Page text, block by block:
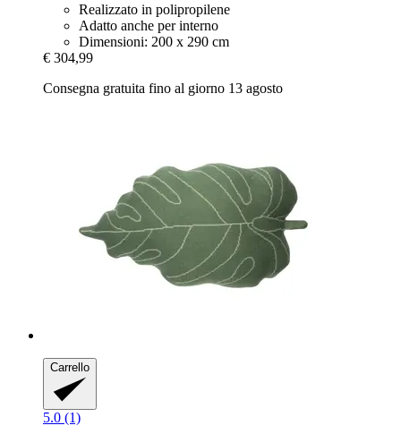
Realizzato in polipropilene
Adatto anche per interno
Dimensioni: 200 x 290 cm
€ 304,99
Consegna gratuita fino al giorno 13 agosto
Carrello
5.0 (1)